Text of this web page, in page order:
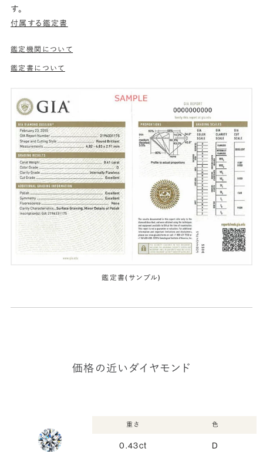
す。
付属する鑑定書
鑑定機関について
鑑定書について
鑑定書(サンプル)
価格の近いダイヤモンド
重さ
0.43ct
色
D